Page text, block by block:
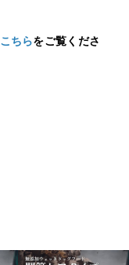
こちらをご覧くださ